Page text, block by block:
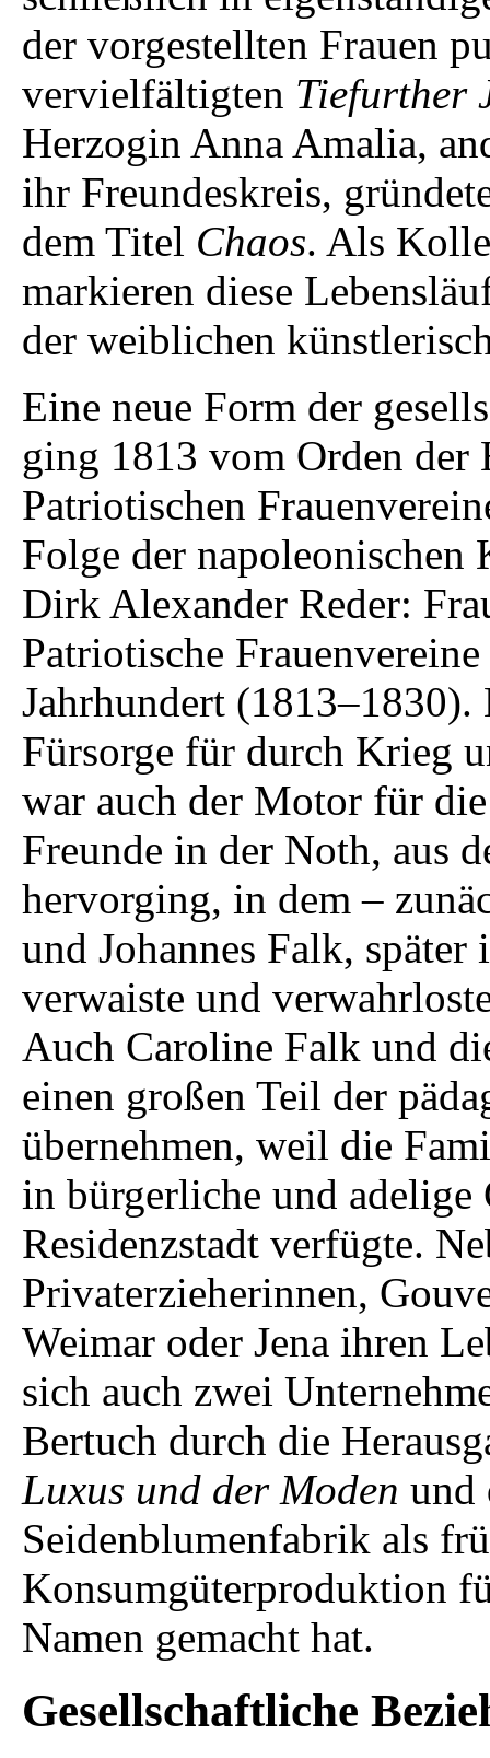
der vorgestellten Frauen
vervielfältigten Tiefurther
Herzogin Anna Amalia,
ihr Freundeskreis,
dem Titel Chaos. Als
markieren diese
der weiblichen
Eine neue Form der
ging 1813 vom Orden der
Patriotischen
Folge der napoleonischen
Dirk Alexander Reder:
Patriotische
Jahrhundert
Fürsorge für durch Krieg
war auch der Motor für
Freunde in der Noth, aus
hervorging, in dem –
und Johannes Falk,
verwaiste und
Auch Caroline Falk und
einen großen Teil der
übernehmen, weil die
in bürgerliche und adelige
Residenzstadt verfügte.
Privaterzieherinnen,
Weimar oder Jena ihren
sich auch zwei
Bertuch durch die
Luxus und der Moden und
Seidenblumenfabrik als
Konsumgüterproduktion
Namen gemacht hat.
Gesellschaftliche